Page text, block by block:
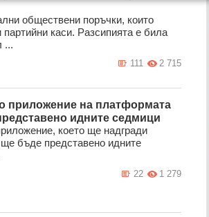
обществени поръчки, които
каси. Разсипията е била
...
2 715
111
приложение на платформата
идните седмици
което ще надгради
бъде представено идните
1 279
22